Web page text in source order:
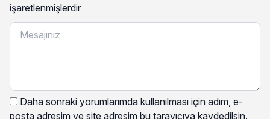
işaretlenmişlerdir
Daha sonraki yorumlarımda kullanılması için adım, e-
posta adresim ve site adresim bu tarayıcıya kaydedilsin.